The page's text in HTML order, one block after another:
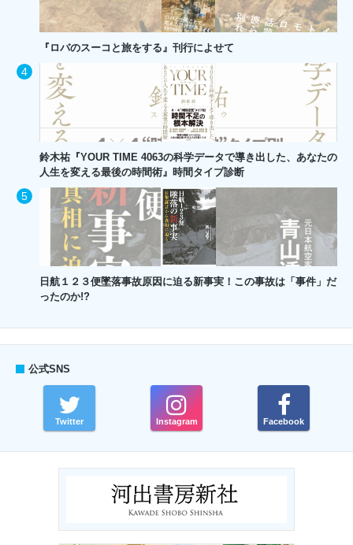
『ロバのスーコと旅をする』刊行によせて
鈴木祐『YOUR TIME 4063の科学データで導き出した、あなたの
人生を変える最後の時間術』時間タイプ診断
日航１２３便墜落事故原因に迫る新事実！この事故は「事件」だ
ったのか!?
公式SNS
Twitter Instagram Facebook